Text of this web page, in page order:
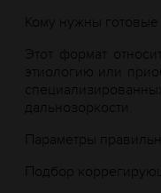
Кому нужны
Этот формат
этиологию или
дальнозоркости.
Параметры
Подбор